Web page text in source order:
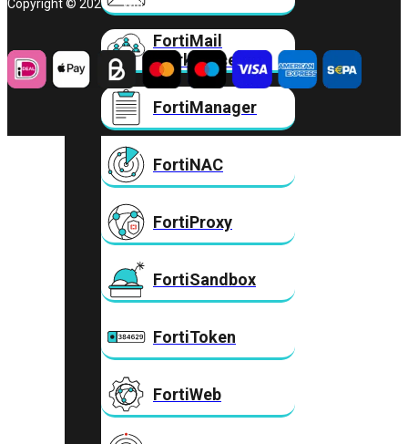
FortiMail
Workspace
FortiManager
FortiNAC
FortiProxy
FortiSandbox
FortiToken
FortiWeb
Copyright © 2026 – Wifi Experts B.V.